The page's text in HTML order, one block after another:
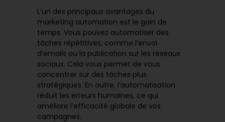
L’un des principaux avantages du
marketing automation est le gain de
temps. Vous pouvez automatiser des
tâches répétitives, comme l’envoi
d’emails ou la publication sur les réseaux
sociaux. Cela vous permet de vous
concentrer sur des tâches plus
stratégiques. En outre, l’automatisation
réduit les erreurs humaines, ce qui
améliore l’efficacité globale de vos
campagnes.